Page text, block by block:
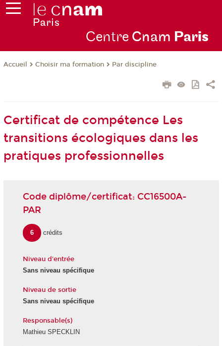
Centre Cnam Paris
Accueil Choisir ma formation Par discipline
Certificat de compétence Les
transitions écologiques dans les
pratiques professionnelles
Code diplôme/certificat: CC16500A-
PAR
6 crédits
Niveau d'entrée
Sans niveau spécifique
Niveau de sortie
Sans niveau spécifique
Responsable(s)
Mathieu SPECKLIN